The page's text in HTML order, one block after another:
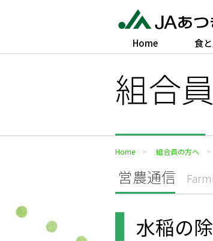
Home 食
組合
Home 組合員の方へ
営農通信
水稲の